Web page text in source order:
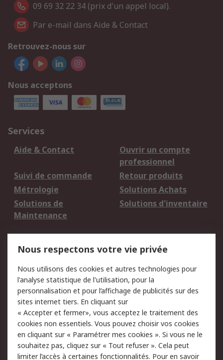
09 69 32 22 34 (prix d'un appel local).
Par e-mail dans Aide & Contact
Retrouvez-nous sur
Nous acceptons
Services
Aide & Contact
Ouvrir un compte
professionnel
Suivi de commande
Retour produits
Métrologie
Solutions Achats
Solutions de
Maintenance
Solutions d'inventaire
du site
Politique de protection
des données - Mise à
jour
Sécurité des E-mails
Conditions générales
de vente
Politique anti-
corruption
Campagnes marketing
Nous respectons votre vie privée
Nous utilisons des cookies et autres technologies pour
l'analyse statistique de l'utilisation, pour la
personnalisation et pour l’affichage de publicités sur des
sites internet tiers. En cliquant sur
« Accepter et fermer», vous acceptez le traitement des
cookies non essentiels. Vous pouvez choisir vos cookies
en cliquant sur « Paramétrer mes cookies ». Si vous ne le
souhaitez pas, cliquez sur « Tout refuser ». Cela peut
limiter l’accès à certaines fonctionnalités. Pour en savoir